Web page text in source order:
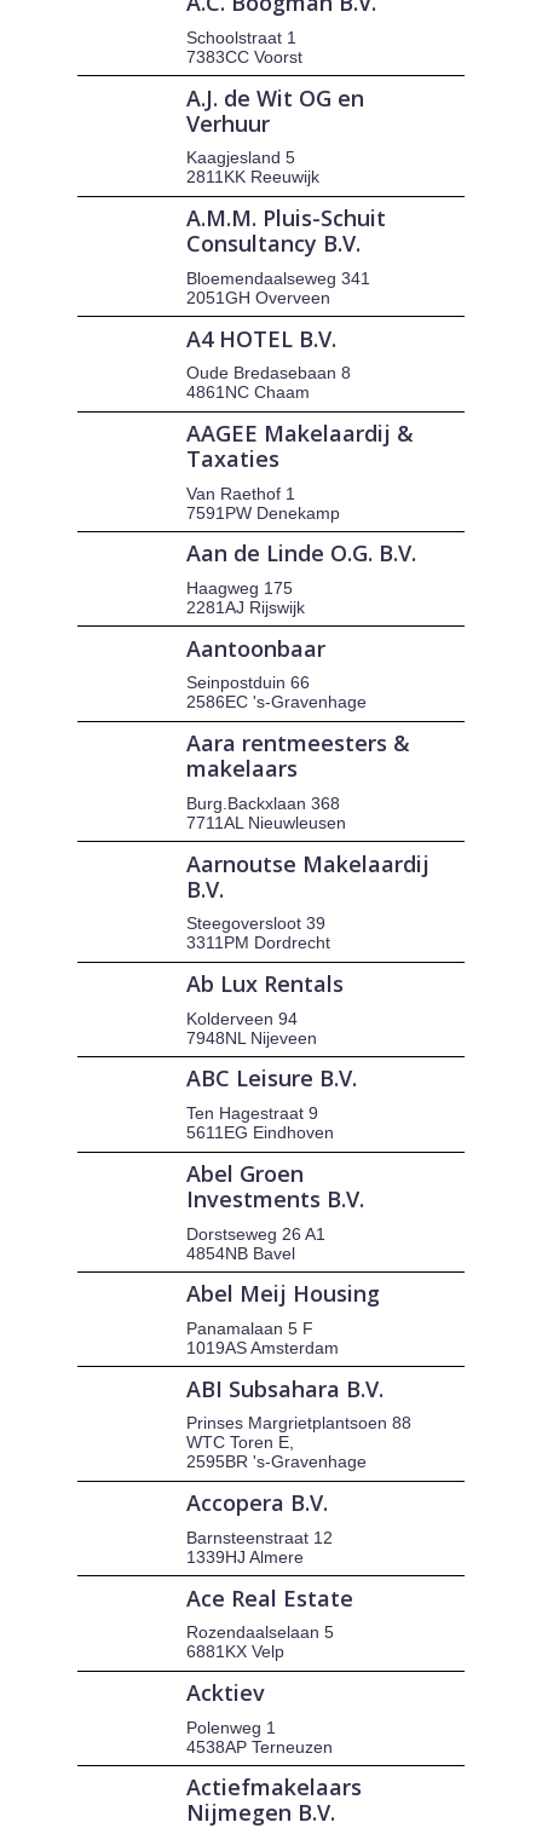
Schoolstraat 1
7383CC Voorst
A.J. de Wit OG en
Verhuur
Kaagjesland 5
2811KK Reeuwijk
A.M.M. Pluis-Schuit
Consultancy B.V.
Bloemendaalseweg 341
2051GH Overveen
A4 HOTEL B.V.
Oude Bredasebaan 8
4861NC Chaam
AAGEE Makelaardij &
Taxaties
Van Raethof 1
7591PW Denekamp
Aan de Linde O.G. B.V.
Haagweg 175
2281AJ Rijswijk
Aantoonbaar
Seinpostduin 66
2586EC 's-Gravenhage
Aara rentmeesters &
makelaars
Burg.Backxlaan 368
7711AL Nieuwleusen
Aarnoutse Makelaardij
B.V.
Steegoversloot 39
3311PM Dordrecht
Ab Lux Rentals
Kolderveen 94
7948NL Nijeveen
ABC Leisure B.V.
Ten Hagestraat 9
5611EG Eindhoven
Abel Groen
Investments B.V.
Dorstseweg 26 A1
4854NB Bavel
Abel Meij Housing
Panamalaan 5 F
1019AS Amsterdam
ABI Subsahara B.V.
Prinses Margrietplantsoen 88
WTC Toren E,
2595BR 's-Gravenhage
Accopera B.V.
Barnsteenstraat 12
1339HJ Almere
Ace Real Estate
Rozendaalselaan 5
6881KX Velp
Acktiev
Polenweg 1
4538AP Terneuzen
Actiefmakelaars
Nijmegen B.V.